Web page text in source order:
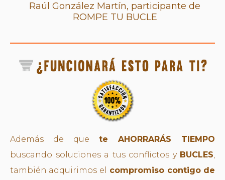
Raúl González Martín, participante de
ROMPE TU BUCLE
Además de que te AHORRARÁS TIEMPO
buscando soluciones a tus conflictos y BUCLES
también adquirimos el
compromiso contigo de